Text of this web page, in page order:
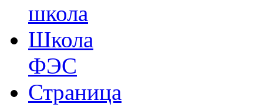
школа
Школа
ФЭС
Страница